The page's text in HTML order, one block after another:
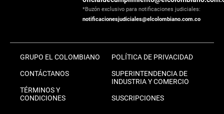
*Buzón exclusivo para notificaciones judiciales:
notificacionesjudiciales@elcolombiano.com.co
GRUPO EL COLOMBIANO
CONTÁCTANOS
TÉRMINOS Y
CONDICIONES
POLÍTICA DE PRIVACIDAD
SUPERINTENDENCIA DE
INDUSTRIA Y COMERCIO
SUSCRIPCIONES